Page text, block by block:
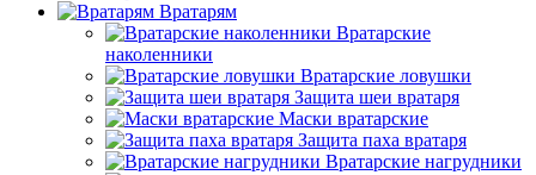
Вратарям
Вратарские
наколенники
Вратарские ловушки
Защита шеи вратаря
Маски вратарские
Защита паха вратаря
Вратарские нагрудники